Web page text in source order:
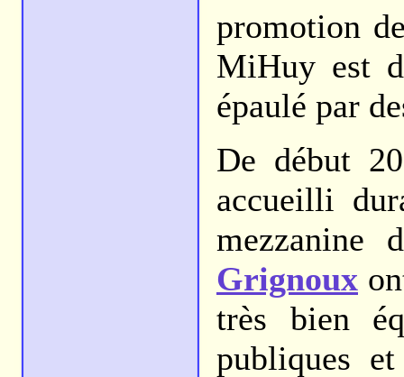
promotion
MiHuy est
épaulé par
De début
accueilli
mezzanine
Grignoux
très bien
publiques